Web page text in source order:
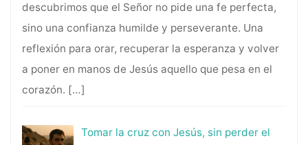
descubrimos que el Señor no pide una fe perfecta,
sino una confianza humilde y perseverante. Una
reflexión para orar, recuperar la esperanza y volver
a poner en manos de Jesús aquello que pesa en el
corazón. […]
Tomar la cruz con Jesús, sin perder el